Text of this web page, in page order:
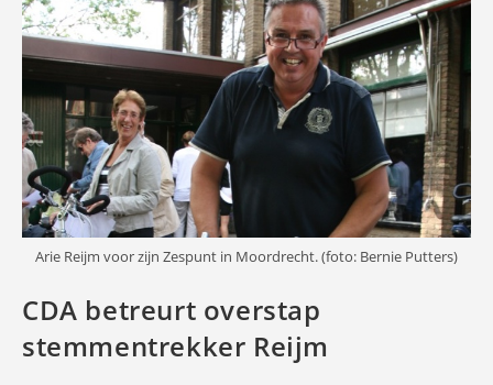
Arie Reijm voor zijn Zespunt in Moordrecht. (foto: Bernie Putters)
CDA betreurt overstap
stemmentrekker Reijm